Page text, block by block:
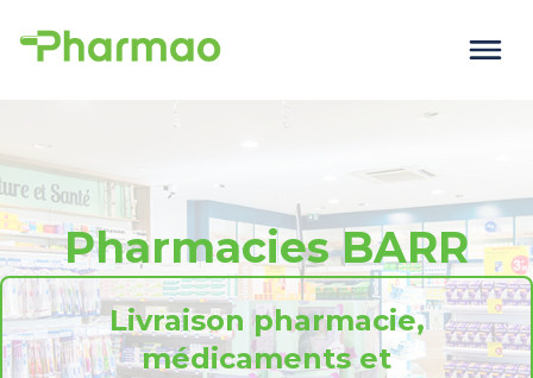
Pharmacies BARR
Livraison pharmacie,
médicaments et